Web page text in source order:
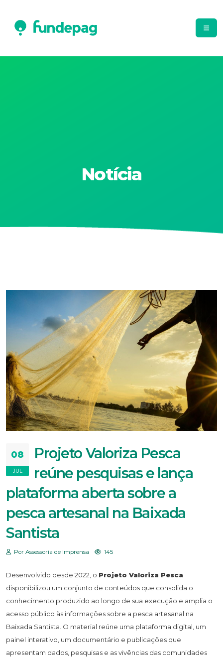
Notícia
08
JUL
Projeto Valoriza Pesca
reúne pesquisas e lança
plataforma aberta sobre a
pesca artesanal na Baixada
Santista
Por Assessoria de Imprensa 145
Desenvolvido desde 2022, o Projeto Valoriza Pesca
disponibilizou um conjunto de conteúdos que consolida o
conhecimento produzido ao longo de sua execução e amplia o
acesso público às informações sobre a pesca artesanal na
Baixada Santista. O material reúne uma plataforma digital, um
painel interativo, um documentário e publicações que
apresentam dados, pesquisas e as vivências das comunidades